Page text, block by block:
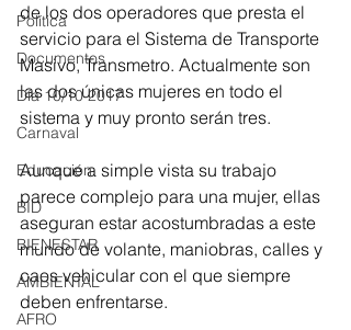
Política
Documentos
Día 10/10 2017
Carnaval
Educación
BID
BIENESTAR
AMBIENTAL
AFRO
de los dos operadores que presta el
servicio para el Sistema de Transporte
Masivo, Transmetro. Actualmente son
las dos únicas mujeres en todo el
sistema y muy pronto serán tres.
Aunque a simple vista su trabajo
parece complejo para una mujer, ellas
aseguran estar acostumbradas a este
mundo de volante, maniobras, calles y
caos vehicular con el que siempre
deben enfrentarse.